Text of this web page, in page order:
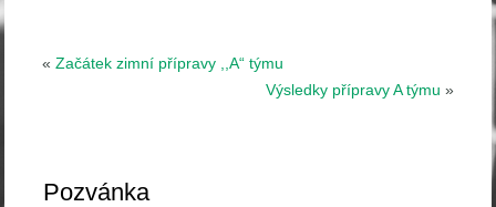
«Začátek zimní přípravy ,,A“ týmu
Výsledky přípravy A týmu »
Pozvánka